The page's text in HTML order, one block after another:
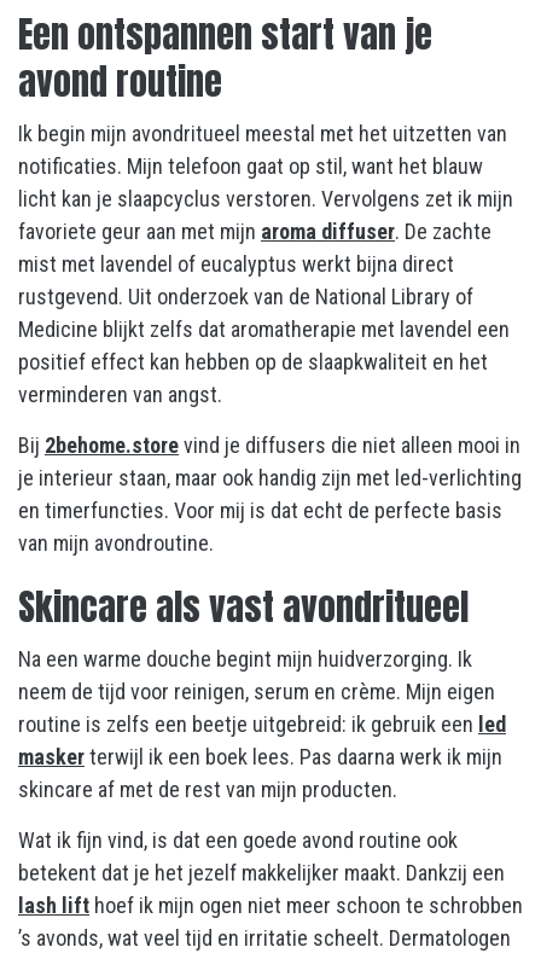
Een ontspannen start van je
avond routine
Ik begin mijn avondritueel meestal met het uitzetten van
notificaties. Mijn telefoon gaat op stil, want het blauw
licht kan je slaapcyclus verstoren. Vervolgens zet ik mijn
favoriete geur aan met mijn aroma diffuser. De zachte
mist met lavendel of eucalyptus werkt bijna direct
rustgevend. Uit onderzoek van de National Library of
Medicine blijkt zelfs dat aromatherapie met lavendel een
positief effect kan hebben op de slaapkwaliteit en het
verminderen van angst.
Bij 2behome.storevind je diffusers die niet alleen mooi in
je interieur staan, maar ook handig zijn met led-verlichting
en timerfuncties. Voor mij is dat echt de perfecte basis
van mijn avondroutine.
Skincare als vast avondritueel
Na een warme douche begint mijn huidverzorging. Ik
neem de tijd voor reinigen, serum en crème. Mijn eigen
routine is zelfs een beetje uitgebreid: ik gebruik een led
maskerterwijl ik een boek lees. Pas daarna werk ik mijn
skincare af met de rest van mijn producten.
Wat ik fijn vind, is dat een goede avond routine ook
betekent dat je het jezelf makkelijker maakt. Dankzij een
lash lift hoef ik mijn ogen niet meer schoon te schrobben
’s avonds, wat veel tijd en irritatie scheelt. Dermatologen